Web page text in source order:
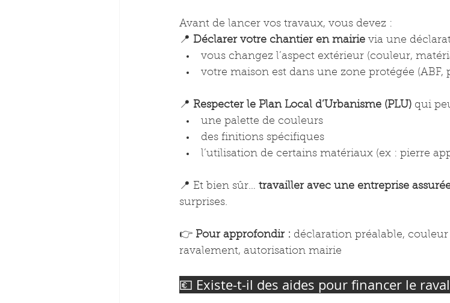
Avant de lancer vos travaux, vous devez :
📍 Déclarer votre chantier en mairie via une
vous changez l’aspect extérieur (couleur,
votre maison est dans une zone protégée (ABF,
📍 Respecter le Plan Local d’Urbanisme (PLU) qui
une palette de couleurs
des finitions spécifiques
l’utilisation de certains matériaux (ex : pierre
📍 Et bien sûr… travailler avec une entreprise
surprises.
👉 Pour approfondir : déclaration préalable,
ravalement, autorisation mairie
💶 Existe-t-il des aides pour financer le